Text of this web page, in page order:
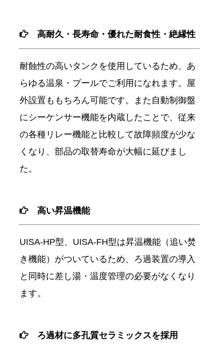
高耐久・長寿命・優れた耐食性・絶縁性
耐蝕性の高いタンクを使用しているため、あ
らゆる温泉・プールでご利用になれます。屋
外設置ももちろん可能です。また自動制御盤
にシーケンサー機能を内蔵したことで、従来
の各種リレー機能と比較して故障頻度が少な
くなり、部品の取替寿命が大幅に延びまし
た。
高い昇温機能
UISA-HP型、UISA-FH型は昇温機能（追い焚
き機能）がついているため、ろ過装置の導入
と同時に差し湯・温度管理の必要がなくなり
ます。
ろ過材に多孔質セラミックスを採用